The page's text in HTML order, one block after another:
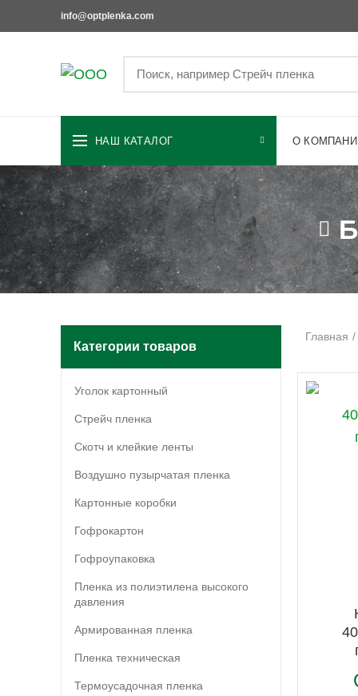
info@optplenka.com
НАШ КАТАЛОГ О
Категории товаров
Уголок картонный
Стрейч пленка
Скотч и клейкие ленты
Воздушно пузырчатая пленка
Картонные коробки
Гофрокартон
Гофроупаковка
Пленка из полиэтилена высокого
давления
Армированная пленка
Пленка техническая
Термоусадочная пленка
Главная